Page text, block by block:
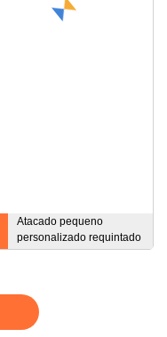
Atacado pequeno
personalizado requintado
compacto dupla camada
caixas de presente em
massa